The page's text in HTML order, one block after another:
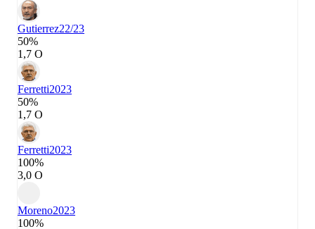
Gutierrez22/23
50%
1,7 О
Ferretti2023
50%
1,7 О
Ferretti2023
100%
3,0 О
Moreno2023
100%